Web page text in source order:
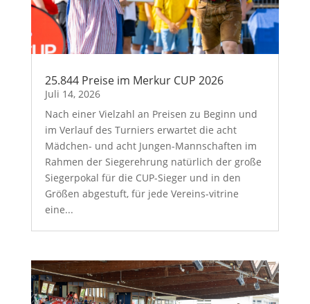
25.844 Preise im Merkur CUP 2026
Juli 14, 2026
Nach einer Vielzahl an Preisen zu Beginn und
im Verlauf des Turniers erwartet die acht
Mädchen- und acht Jungen-Mannschaften im
Rahmen der Siegerehrung natürlich der große
Siegerpokal für die CUP-Sieger und in den
Größen abgestuft, für jede Vereins-vitrine
eine...